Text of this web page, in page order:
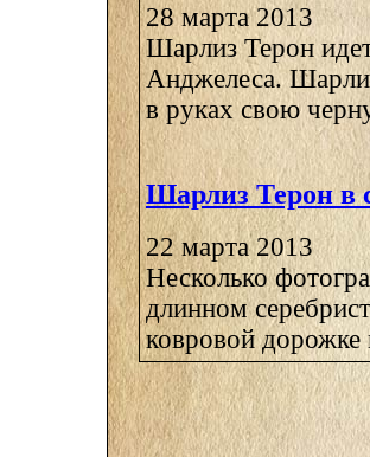
28 марта 2013
Шарлиз Терон
Анджелеса.
в руках свою
Шарлиз Терон в
22 марта 2013
Несколько
длинном
ковровой дорожке